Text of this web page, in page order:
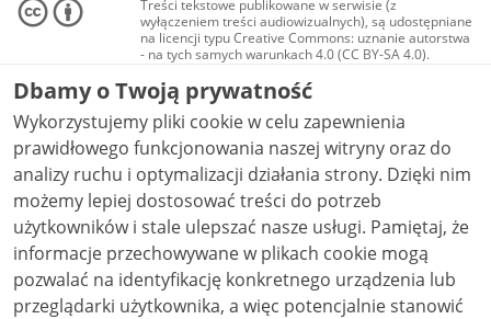
Treści tekstowe publikowane w serwisie (z
wyłączeniem treści audiowizualnych), są udostępniane
na licencji typu Creative Commons: uznanie autorstwa
- na tych samych warunkach 4.0 (CC BY-SA 4.0).
Materiały audiowizualne, w tym zdjęcia, materiały
audio i wideo, są udostępniane na licencji typu
Creative Commons: uznanie autorstwa użycie
niekomercyjne - bez utworów zależnych 4.0 (CC BY-
NC-ND 4.0), o ile nie jest to stwierdzone inaczej.
Dbamy o Twoją prywatność
Wykorzystujemy pliki cookie w celu zapewnienia
prawidłowego funkcjonowania naszej witryny oraz do
analizy ruchu i optymalizacji działania strony. Dzięki nim
możemy lepiej dostosować treści do potrzeb
użytkowników i stale ulepszać nasze usługi. Pamiętaj, że
informacje przechowywane w plikach cookie mogą
pozwalać na identyfikację konkretnego urządzenia lub
przeglądarki użytkownika, a więc potencjalnie stanowić